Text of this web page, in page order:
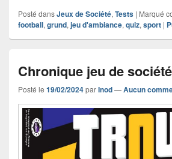
Posté dansJeux de Société, Tests | Marqué
football, grund, jeu d'ambiance, quiz, sport |
Chronique jeu de
Posté le 19/02/2024parInod—Aucun